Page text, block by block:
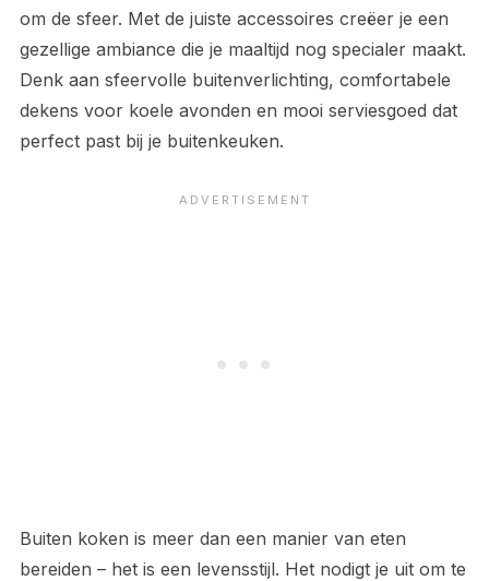
om de sfeer. Met de juiste accessoires creëer je een
gezellige ambiance die je maaltijd nog specialer maakt.
Denk aan sfeervolle buitenverlichting, comfortabele
dekens voor koele avonden en mooi serviesgoed dat
perfect past bij je buitenkeuken.
Buiten koken is meer dan een manier van eten
bereiden – het is een levensstijl. Het nodigt je uit om te